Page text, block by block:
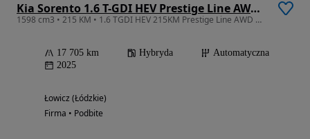
Kia Sorento 1.6 T-GDI HEV Prestige Line AWD 7os
1598 cm3 • 215 KM • 1.6 TGDI HEV 215KM Prestige Line AWD DEMO Kamery 360 Audio BOSE
17 705 km Hybryda
Automatyczna
2025
Łowicz (Łódzkie)
Firma • Podbite